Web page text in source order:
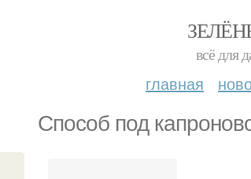
всё для
главная
Способ под